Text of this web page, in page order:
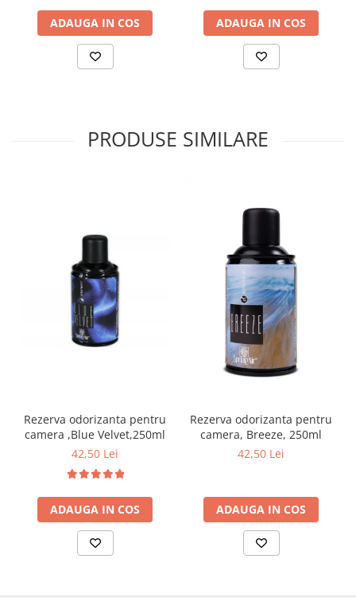
ADAUGA IN COS ADAUGA IN COS
PRODUSE SIMILARE
Rezerva odorizanta pentru
camera ,Blue Velvet,250ml
42,50 Lei
ADAUGA IN COS
Rezerva odorizanta pentru
camera, Breeze, 250ml
42,50 Lei
ADAUGA IN COS